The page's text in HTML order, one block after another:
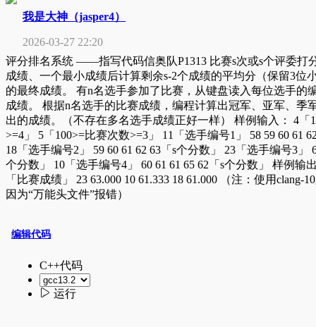
我是大神（jasper4）
2026-03-27 22:20
评分排名系统 ——指写代码信奥队P1313 比赛s次或s个评委打
成绩、一个最小成绩后计算剩余s-2个成绩的平均分（保留3位
的最终成绩。 有n名选手参加了比赛，从键盘读入每位选手的
成绩。 根据n名选手的比赛成绩，编程计算出冠军、亚军、季
出的成绩。（不存在多名选手成绩正好一样） 样例输入： 4「
>=4」 5「100>=比赛次数>=3」 11「选手编号1」 58 59 60 61
18「选手编号2」 59 60 61 62 63「s个分数」 23「选手编号3」
个分数」 10「选手编号4」 60 61 61 65 62「s个分数」 样例输
「比赛成绩」 23 63.000 10 61.333 18 61.000 （注：使用clang-
因为“万能头文件”报错）